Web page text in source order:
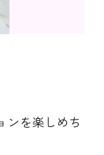
ンを楽しめち